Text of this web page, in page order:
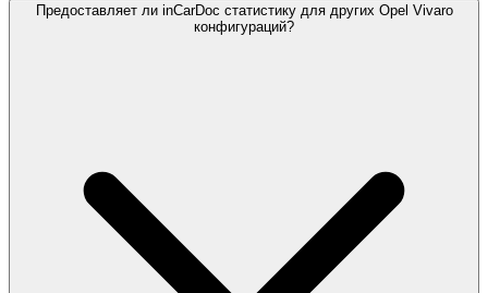
Предоставляет ли inCarDoc статистику для других Opel Vivaro
конфигураций?